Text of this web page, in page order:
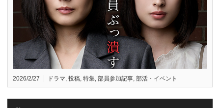
2026/2/27 ドラマ, 投稿, 特集, 部員参加記事, 部活・イベント